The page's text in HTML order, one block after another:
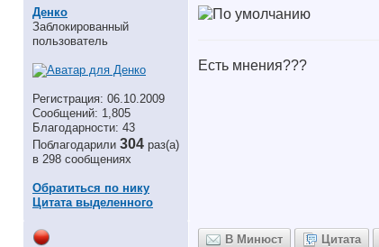
Денко
Заблокированный
пользователь
Регистрация: 06.10.2009
Сообщений: 1,805
Благодарности: 43
Поблагодарили 304 раз(а)
в 298 сообщениях
Обратиться по нику
Цитата выделенного
Есть мнения???
В Минюст Цитата